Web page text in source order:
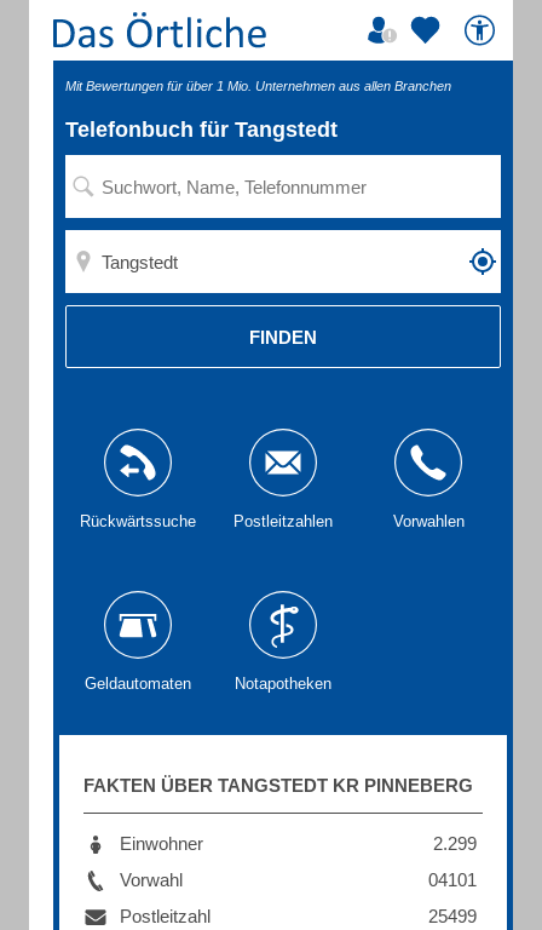
Mit Bewertungen für über 1 Mio. Unternehmen aus allen Branchen
Telefonbuch für Tangstedt
FINDEN
Rückwärtssuche Postleitzahlen Vorwahlen
Geldautomaten Notapotheken
FAKTEN ÜBER TANGSTEDT KR PINNEBERG
Einwohner
2.299
Vorwahl
04101
Postleitzahl
25499